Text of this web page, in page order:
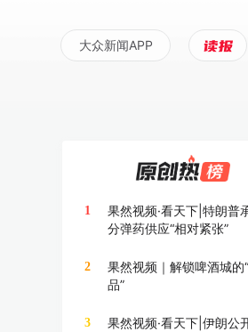
大众新闻APP
1
果然视频·看天下|特朗普
分弹药供应“相对紧张”
2
果然视频｜解锁啤酒城的
品”
3
果然视频·看天下|伊朗公